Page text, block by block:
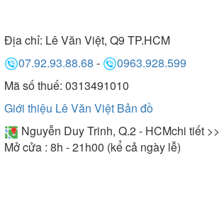
Địa chỉ: Lê Văn Việt, Q9 TP.HCM
07.92.93.88.68 -
0963.928.599
Mã số thuế: 0313491010
Giới thiệu Lê Văn Việt Bản đồ
Nguyễn Duy Trinh, Q.2 - HCMchi tiết >>
Mở cửa : 8h - 21h00 (kể cả ngày lễ)